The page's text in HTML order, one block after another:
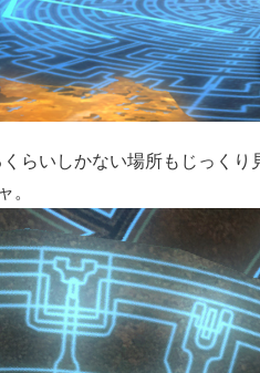
らいしかない場所もじっくり
。